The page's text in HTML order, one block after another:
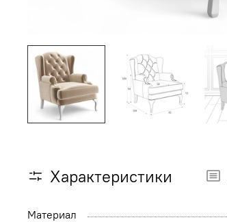
Характеристики
Материал